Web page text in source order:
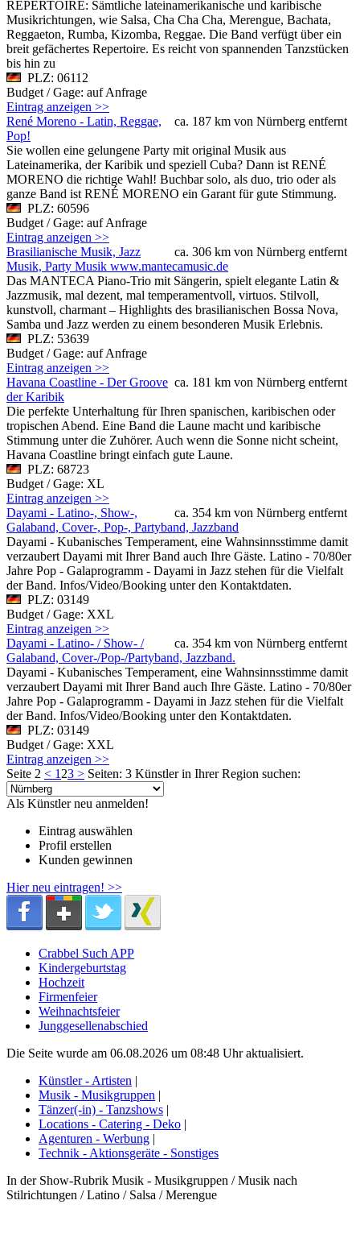
REPERTOIRE: Sämtliche lateinamerikanische und karibische
Musikrichtungen, wie Salsa, Cha Cha Cha, Merengue, Bachata,
Reggaeton, Rumba, Kizomba, Reggae. Die Band verfügt über ein
breit gefächertes Repertoire. Es reicht von spannenden Tanzstücken
bis hin zu
PLZ: 06112
Budget / Gage: auf Anfrage
Eintrag anzeigen >>
ca. 187 km von Nürnberg entfernt
René Moreno - Latin, Reggae,
Pop!
Sie wollen eine gelungene Party mit original Musik aus
Lateinamerika, der Karibik und speziell Cuba? Dann ist RENÉ
MORENO die richtige Wahl! Buchbar solo, als duo, trio oder als
ganze Band ist RENÉ MORENO ein Garant für gute Stimmung.
PLZ: 60596
Budget / Gage: auf Anfrage
Eintrag anzeigen >>
ca. 306 km von Nürnberg entfernt
Brasilianische Musik, Jazz
Musik, Party Musik www.mantecamusic.de
Das MANTECA Piano-Trio mit Sängerin, spielt elegante Latin &
Jazzmusik, mal dezent, mal temperamentvoll, virtuos. Stilvoll,
kunstvoll, charmant – Highlights des brasilianischen Bossa Nova,
Samba und Jazz werden zu einem besonderen Musik Erlebnis.
PLZ: 53639
Budget / Gage: auf Anfrage
Eintrag anzeigen >>
ca. 181 km von Nürnberg entfernt
Havana Coastline - Der Groove
der Karibik
Die perfekte Unterhaltung für Ihren spanischen, karibischen oder
tropischen Abend. Eine Band die Laune macht und karibische
Stimmung unter die Zuhörer. Auch wenn die Sonne nicht scheint,
Havana Coastline bringt einfach gute Laune.
PLZ: 68723
Budget / Gage: XL
Eintrag anzeigen >>
ca. 354 km von Nürnberg entfernt
Dayami - Latino-, Show-,
Galaband, Cover-, Pop-, Partyband, Jazzband
Dayami - Kubanisches Temperament, eine Wahnsinnsstimme damit
verzaubert Dayami mit Ihrer Band auch Ihre Gäste. Latino - 70/80er
Jahre Pop - Galaprogramm - Dayami in Jazz stehen für die Vielfalt
der Band. Infos/Video/Booking unter den Kontaktdaten.
PLZ: 03149
Budget / Gage: XXL
Eintrag anzeigen >>
ca. 354 km von Nürnberg entfernt
Dayami - Latino- / Show- /
Galaband, Cover-/Pop-/Partyband, Jazzband.
Dayami - Kubanisches Temperament, eine Wahnsinnsstimme damit
verzaubert Dayami mit Ihrer Band auch Ihre Gäste. Latino - 70/80er
Jahre Pop - Galaprogramm - Dayami in Jazz stehen für die Vielfalt
der Band. Infos/Video/Booking unter den Kontaktdaten.
PLZ: 03149
Budget / Gage: XXL
Eintrag anzeigen >>
Seite 2 < 1 23 > Seiten: 3 Künstler in Ihrer Region suchen:
Als Künstler neu anmelden!
Eintrag auswählen
Profil erstellen
Kunden gewinnen
Hier neu eintragen! >>
Crabbel Such APP
Kindergeburtstag
Hochzeit
Firmenfeier
Weihnachtsfeier
Junggesellenabschied
Die Seite wurde am 06.08.2026 um 08:48 Uhr aktualisiert.
Künstler - Artisten |
Musik - Musikgruppen |
Tänzer(-in) - Tanzshows |
Locations - Catering - Deko |
Agenturen - Werbung |
Technik - Aktionsgeräte - Sonstiges
In der Show-Rubrik Musik - Musikgruppen / Musik nach
Stilrichtungen / Latino / Salsa / Merengue